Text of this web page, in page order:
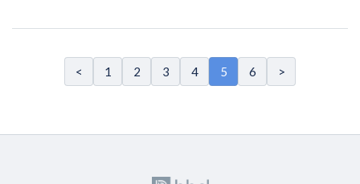
< 1 2 3 4 5 6 >